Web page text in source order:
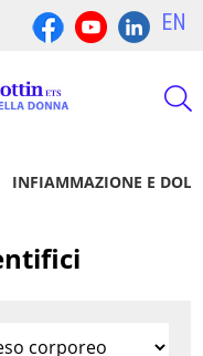
EN
INFIAMMAZIONE E